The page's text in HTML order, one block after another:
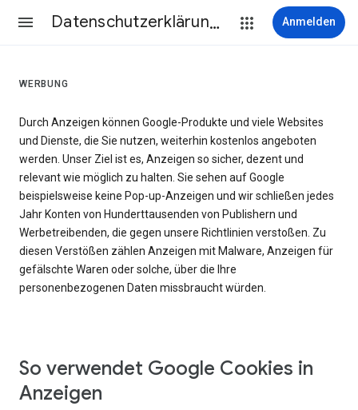
Datenschutzerklärung & Nutzungsbedingungen Anmelden
WERBUNG
Durch Anzeigen können Google-Produkte und viele Websites
und Dienste, die Sie nutzen, weiterhin kostenlos angeboten
werden. Unser Ziel ist es, Anzeigen so sicher, dezent und
relevant wie möglich zu halten. Sie sehen auf Google
beispielsweise keine Pop-up-Anzeigen und wir schließen jedes
Jahr Konten von Hunderttausenden von Publishern und
Werbetreibenden, die gegen unsere Richtlinien verstoßen. Zu
diesen Verstößen zählen Anzeigen mit Malware, Anzeigen für
gefälschte Waren oder solche, über die Ihre
personenbezogenen Daten missbraucht würden.
So verwendet Google Cookies in
Anzeigen